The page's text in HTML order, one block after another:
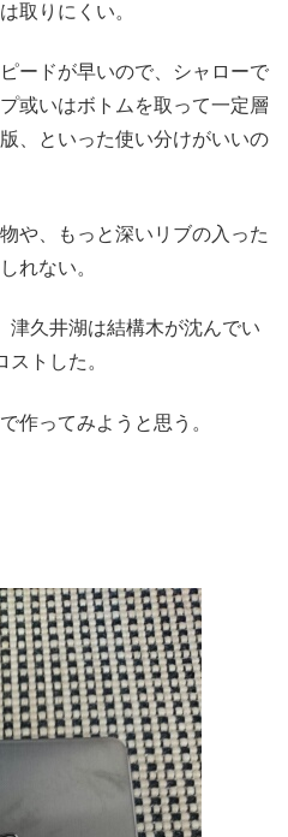
取りにくい。
ードが早いので、シャローで
或いはボトムを取って一定層
、といった使い分けがいいの
や、もっと深いリブの入った
れない。
津久井湖は結構木が沈んでい
トした。
作ってみようと思う。